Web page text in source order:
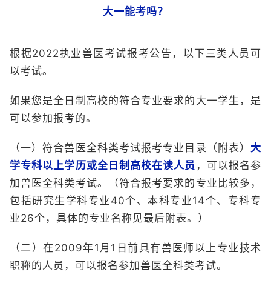
大一能考吗？
根据2022执业兽医考试报考公告，以下三类人员可
以考试。
如果您是全日制高校的符合专业要求的大一学生，是
可以参加报考的。
（一）符合兽医全科类考试报考专业目录（附表） 大
学专科以上学历或全日制高校在读人员 ，可以报名参
加兽医全科类考试。（符合报考要求的专业比较多，
包括研究生学科专业40个、本科专业14个、专科专
业26个，具体的专业名称见最后附表。）
（二）在2009年1月1日前具有兽医师以上专业技术
职称的人员，可以报名参加兽医全科类考试。